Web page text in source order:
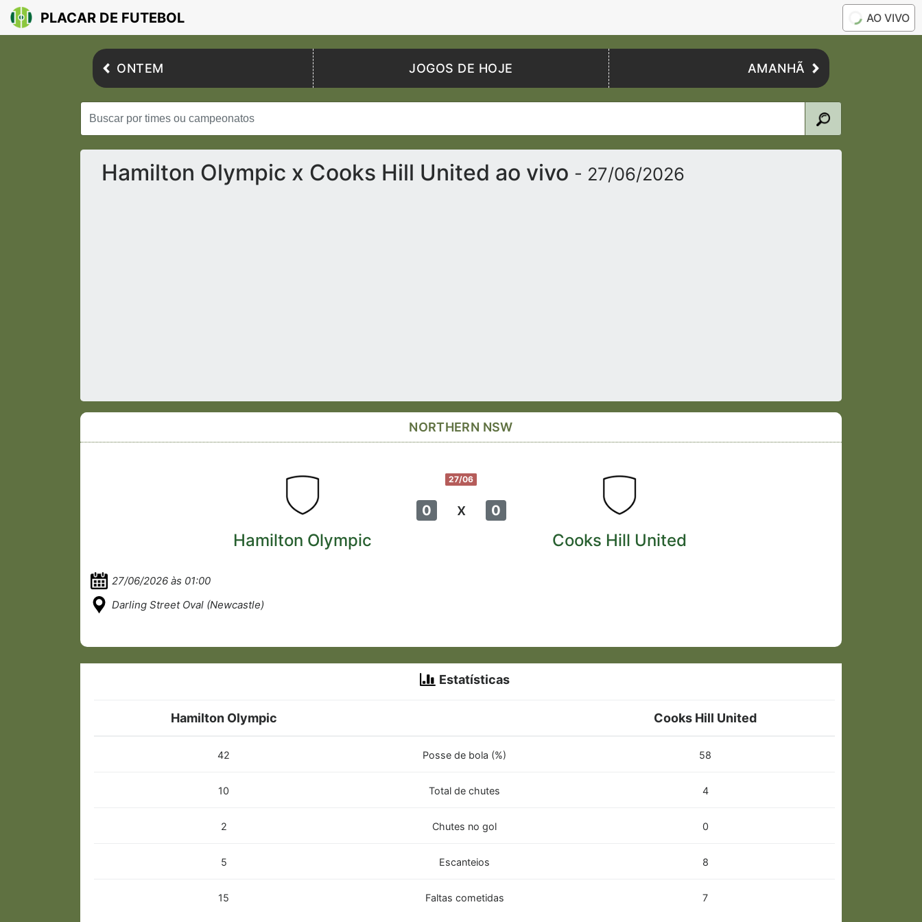
PLACAR DE FUTEBOL AO VIVO
ONTEM JOGOS DE HOJE AMANHÃ
Hamilton Olympic x Cooks Hill United ao vivo - 27/06/2026
NORTHERN NSW
27/06
0 x 0
Hamilton Olympic Cooks Hill United
27/06/2026 às 01:00
Darling Street Oval (Newcastle)
Estatísticas
Hamilton Olympic Cooks Hill United
42 Posse de bola (%) 58
10 Total de chutes 4
2 Chutes no gol 0
5 Escanteios 8
15 Faltas cometidas 7